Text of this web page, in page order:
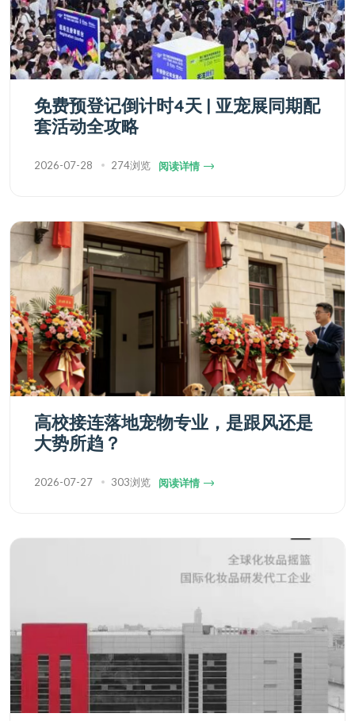
免费预登记倒计时4天 | 亚宠展同期配
套活动全攻略
2026-07-28 274浏览 阅读详情
高校接连落地宠物专业，是跟风还是
大势所趋？
2026-07-27 303浏览 阅读详情